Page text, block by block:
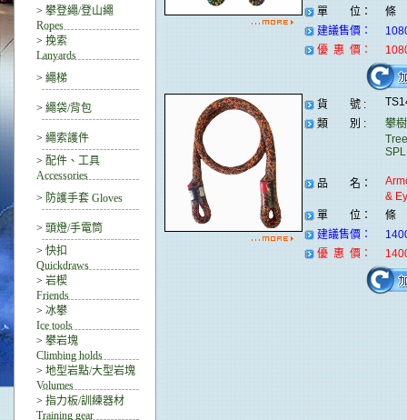
> 攀登繩/登山繩
Ropes
> 挽索
Lanyards
> 繩梯
> 繩袋/背包
> 繩索護件
> 配件、工具
Accessories
> 防護手套 Gloves
> 頭燈/手電筒
> 快扣
Quickdraws
> 岩楔
Friends
> 冰攀
Ice tools
> 攀岩塊
Climbing holds
> 地型岩點/大型岩塊
Volumes
> 指力板/訓練器材
Training gear
單 位：
條
建議售價：
優 惠 價：
貨 號 :
類 別 :
攀
品 名：
&
單 位：
條
建議售價：
優 惠 價：